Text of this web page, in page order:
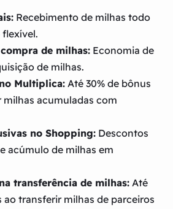
Recebimento de milhas todo
flexível.
de milhas: Economia de
de milhas.
Multiplica: Até 30% de bônus
acumuladas com
no Shopping: Descontos
acúmulo de milhas em
transferência de milhas: Até
ao transferir milhas de parceiros